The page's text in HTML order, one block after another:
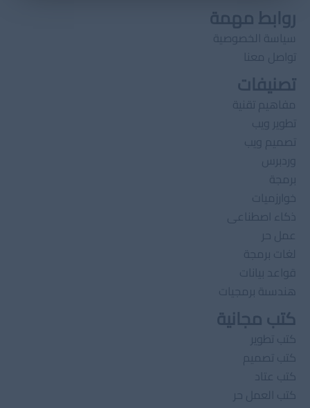
روابط مهمة
سياسة الخصوصية
تواصل معنا
تصنيفات
مفاهيم تقنية
تطوير ويب
تصميم ويب
وردبرس
برمجة
خوارزميات
ذكاء اصطناعى
عمل حر
لغات برمجة
قواعد بيانات
هندسىة برمجيات
كتب مجانية
كتب تطوير
كتب تصميم
كتب عتاد
كتب العمل حر